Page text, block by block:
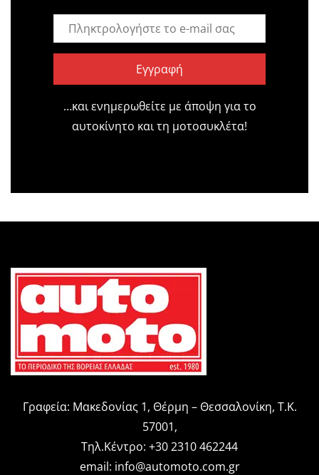
Εγγραφή
…και ενημερωθείτε με άποψη για το
αυτοκίνητο και τη μοτοσυκλέτα!
Γραφεία: Μακεδονίας 1, Θέρμη – Θεσσαλονίκη, Τ.Κ.
57001,
Τηλ.Κέντρο: +30 2310 462244
email: info@automoto.com.gr